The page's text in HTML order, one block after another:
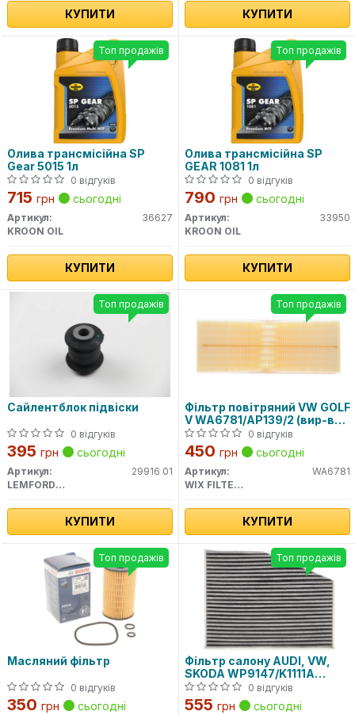
КУПИТИ КУПИТИ
Олива трансмісійна SP
Gear 5015 1л
0 відгуків
715 грн сьогодні
Артикул:
36627
KROON OIL
КУПИТИ
Топ продажів
Олива трансмісійна SP
GEAR 1081 1л
0 відгуків
790 грн сьогодні
Артикул:
33950
KROON OIL
КУПИТИ
Топ продажів
Сайлентблок підвіски
0 відгуків
395 грн сьогодні
Артикул:
29916 01
LEMFORDER
КУПИТИ
Топ продажів
Фільтр повітряний VW GOLF
V WA6781/AP139/2 (вир-во
WIX-FILTERS)0 відгуків
450 грн сьогодні
Артикул:
WA6781
WIX FILTERS
КУПИТИ
Топ продажів
Масляний фільтр
0 відгуків
350 грн сьогодні
Топ продажів
Фільтр салону AUDI, VW,
SKODA WP9147/K1111A
вугільний (вир-во WIX-
FILTERS)
0 відгуків
555 грн сьогодні
Топ продажів